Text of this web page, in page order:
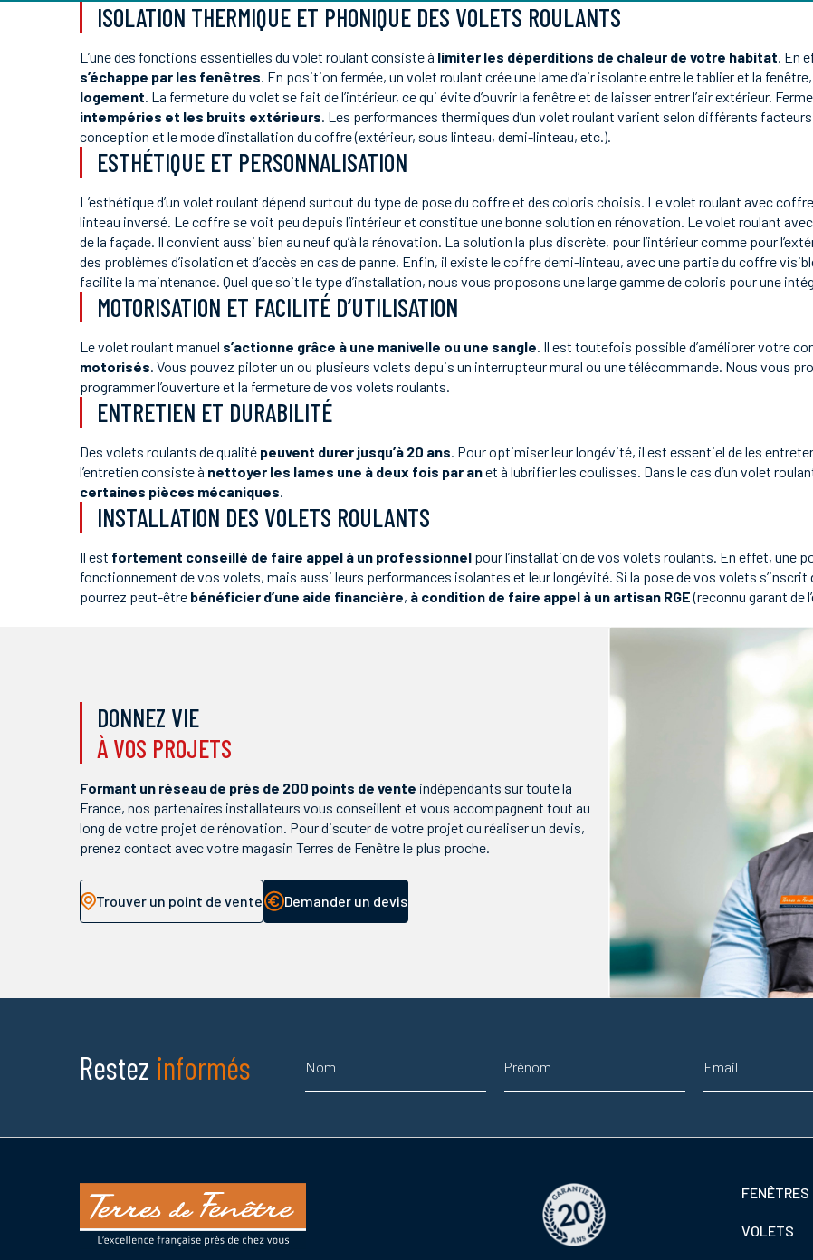
ISOLATION THERMIQUE ET PHONIQUE DES VOLETS ROULANTS
L’une des fonctions essentielles du volet roulant consiste à limiter les déperditions de chaleur de votre habitat. En
s’échappe par les fenêtres. En position fermée, un volet roulant crée une lame d’air isolante entre le tablier et la
logement. La fermeture du volet se fait de l’intérieur, ce qui évite d’ouvrir la fenêtre et de laisser entrer l’air extérieur.
intempéries et les bruits extérieurs. Les performances thermiques d’un volet roulant varient selon différents
conception et le mode d’installation du coffre (extérieur, sous linteau, demi-linteau, etc.).
ESTHÉTIQUE ET PERSONNALISATION
L’esthétique d’un volet roulant dépend surtout du type de pose du coffre et des coloris choisis. Le volet roulant avec
linteau inversé. Le coffre se voit peu depuis l’intérieur et constitue une bonne solution en rénovation. Le volet roulant
de la façade. Il convient aussi bien au neuf qu’à la rénovation. La solution la plus discrète, pour l’intérieur comme pour
des problèmes d’isolation et d’accès en cas de panne. Enfin, il existe le coffre demi-linteau, avec une partie du coffre
facilite la maintenance. Quel que soit le type d’installation, nous vous proposons une large gamme de coloris pour une
MOTORISATION ET FACILITÉ D’UTILISATION
Le volet roulant manuel s’actionne grâce à une manivelle ou une sangle. Il est toutefois possible d’améliorer votre
motorisés. Vous pouvez piloter un ou plusieurs volets depuis un interrupteur mural ou une télécommande. Nous vous
programmer l’ouverture et la fermeture de vos volets roulants.
ENTRETIEN ET DURABILITÉ
Des volets roulants de qualité peuvent durer jusqu’à 20 ans. Pour optimiser leur longévité, il est essentiel de les
l’entretien consiste à nettoyer les lames une à deux fois par anet à lubrifier les coulisses. Dans le cas d’un volet
certaines pièces mécaniques.
INSTALLATION DES VOLETS ROULANTS
Il est fortement conseillé de faire appel à un professionnel pour l’installation de vos volets roulants. En effet, une
fonctionnement de vos volets, mais aussi leurs performances isolantes et leur longévité. Si la pose de vos volets
pourrez peut-être bénéficier d’une aide financière, à condition de faire appel à un artisan RGE(reconnu garant de
DONNEZ VIE
À VOS PROJETS
Formant un réseau de près de 200 points de vente indépendants sur toute la
France, nos partenaires installateurs vous conseillent et vous accompagnent tout au
long de votre projet de rénovation. Pour discuter de votre projet ou réaliser un devis,
prenez contact avec votre magasin Terres de Fenêtre le plus proche.
Trouver un point de vente Demander un devis
Restez informés
Footer
de
FENÊTRES
VOLETS